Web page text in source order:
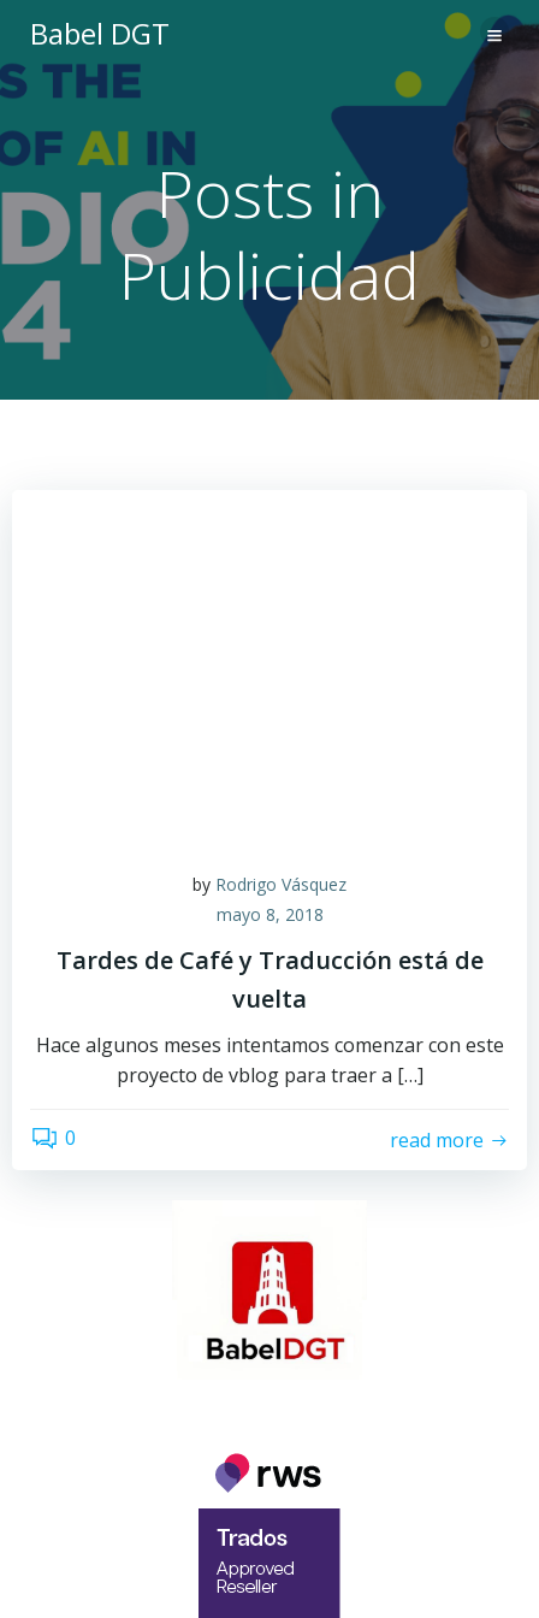
Babel DGT
Posts in
Publicidad
by Rodrigo Vásquez
mayo 8, 2018
Tardes de Café y Traducción está de
vuelta
Hace algunos meses intentamos comenzar con este
proyecto de vblog para traer a […]
0 read more